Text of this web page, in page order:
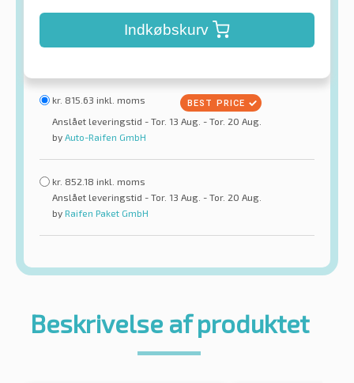
Indkøbskurv
kr. 815.63 inkl. moms
Anslået leveringstid - Tor. 13 Aug. - Tor. 20 Aug.
by Auto-Raifen GmbH
kr. 852.18 inkl. moms
Anslået leveringstid - Tor. 13 Aug. - Tor. 20 Aug.
by Raifen Paket GmbH
Beskrivelse af produktet